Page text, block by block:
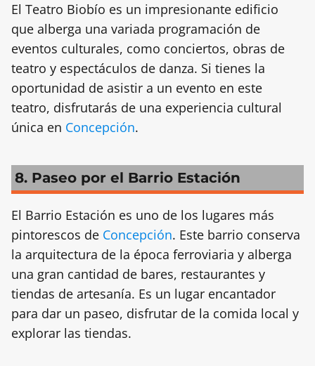
El Teatro Biobío es un impresionante edificio
que alberga una variada programación de
eventos culturales, como conciertos, obras de
teatro y espectáculos de danza. Si tienes la
oportunidad de asistir a un evento en este
teatro, disfrutarás de una experiencia cultural
única en Concepción.
8. Paseo por el Barrio Estación
El Barrio Estación es uno de los lugares más
pintorescos de Concepción. Este barrio conserva
la arquitectura de la época ferroviaria y alberga
una gran cantidad de bares, restaurantes y
tiendas de artesanía. Es un lugar encantador
para dar un paseo, disfrutar de la comida local y
explorar las tiendas.